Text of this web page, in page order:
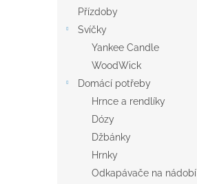
Přízdoby
Svíčky
Yankee Candle
WoodWick
Domácí potřeby
Hrnce a rendlíky
Dózy
Džbánky
Hrnky
Odkapávače na nádobí